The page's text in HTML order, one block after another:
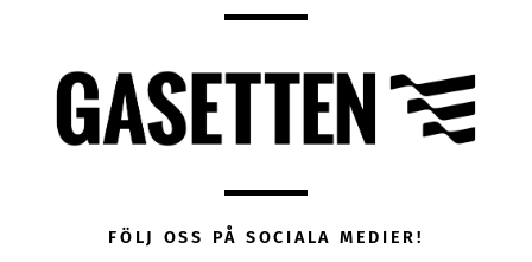
FÖLJ OSS PÅ SOCIALA MEDIER!